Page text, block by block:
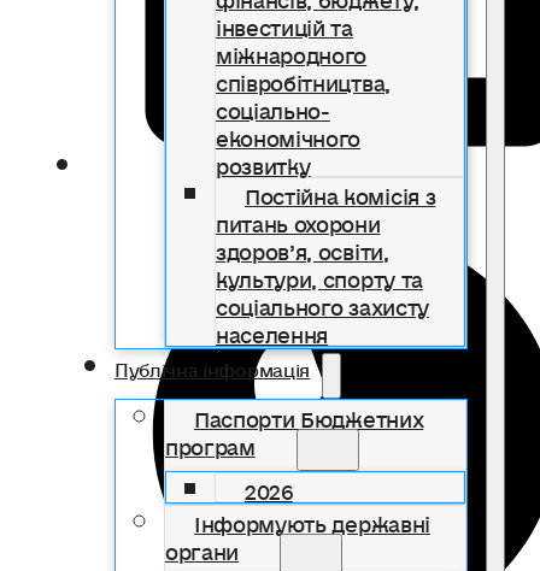
інвестицій та
міжнародного
співробітництва,
соціально-
економічного
розвитку
Постійна комісія з
питань охорони
здоров’я, освіти,
культури, спорту та
соціального захисту
населення
Публічна інформація
Паспорти Бюджетних
програм
2026
Інформують державні
органи